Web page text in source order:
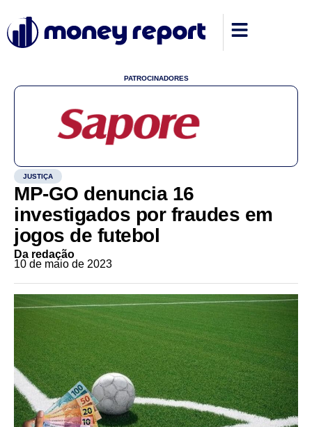
PATROCINADORES
JUSTIÇA
MP-GO denuncia 16
investigados por fraudes em
jogos de futebol
Da redação
10 de maio de 2023